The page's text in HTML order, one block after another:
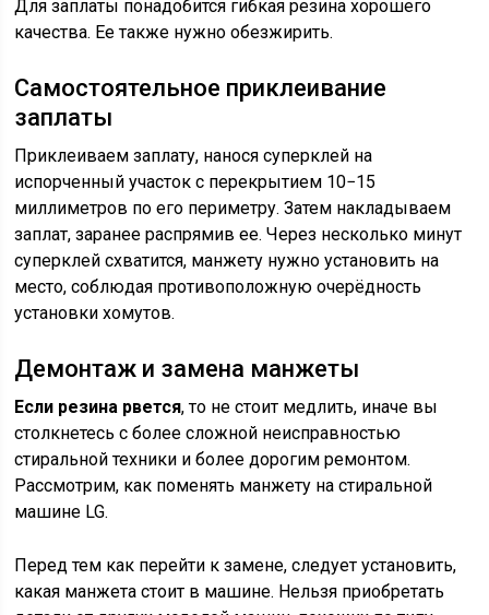
Для заплаты понадобится гибкая резина хорошего
качества. Ее также нужно обезжирить.
Самостоятельное приклеивание
заплаты
Приклеиваем заплату, нанося суперклей на
испорченный участок с перекрытием 10−15
миллиметров по его периметру. Затем накладываем
заплат, заранее распрямив ее. Через несколько минут
суперклей схватится, манжету нужно установить на
место, соблюдая противоположную очерёдность
установки хомутов.
Демонтаж и замена манжеты
Если резина рвется, то не стоит медлить, иначе вы
столкнетесь с более сложной неисправностью
стиральной техники и более дорогим ремонтом.
Рассмотрим, как поменять манжету на стиральной
машине LG.
Перед тем как перейти к замене, следует установить,
какая манжета стоит в машине. Нельзя приобретать